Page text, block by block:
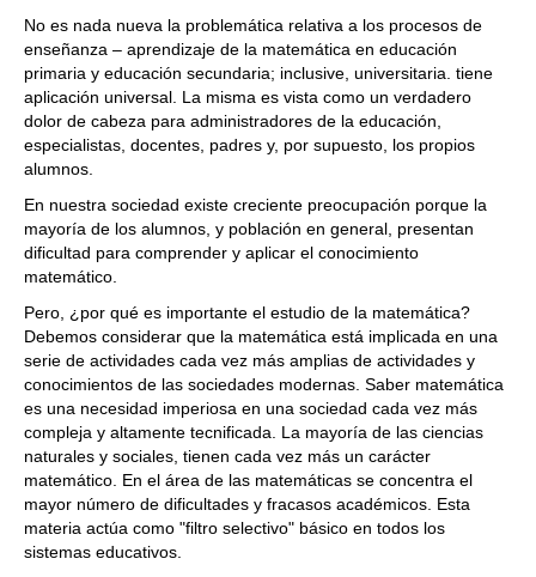
No es nada nueva la problemática relativa a los procesos de
enseñanza – aprendizaje de la matemática en educación
primaria y educación secundaria; inclusive, universitaria. tiene
aplicación universal. La misma es vista como un verdadero
dolor de cabeza para administradores de la educación,
especialistas, docentes, padres y, por supuesto, los propios
alumnos.
En nuestra sociedad existe creciente preocupación porque la
mayoría de los alumnos, y población en general, presentan
dificultad para comprender y aplicar el conocimiento
matemático.
Pero, ¿por qué es importante el estudio de la matemática?
Debemos considerar que la matemática está implicada en una
serie de actividades cada vez más amplias de actividades y
conocimientos de las sociedades modernas. Saber matemática
es una necesidad imperiosa en una sociedad cada vez más
compleja y altamente tecnificada. La mayoría de las ciencias
naturales y sociales, tienen cada vez más un carácter
matemático. En el área de las matemáticas se concentra el
mayor número de dificultades y fracasos académicos. Esta
materia actúa como "filtro selectivo" básico en todos los
sistemas educativos.